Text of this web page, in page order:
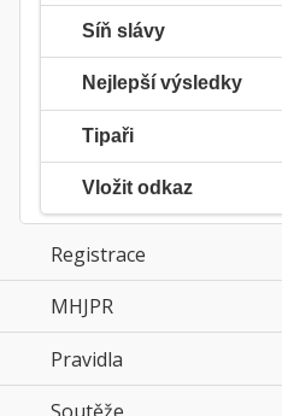
Síň slávy
Nejlepší výsledky
Tipaři
Vložit odkaz
Registrace
MHJPR
Pravidla